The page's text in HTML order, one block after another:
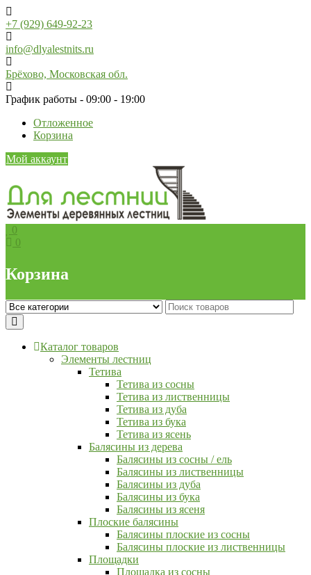
Skip
to
content
+7 (929) 649-92-23
info@dlyalestnits.ru
Брёхово, Московская обл.
График работы - 09:00 - 19:00
Отложенное
Корзина
Мой аккаунт
0
0
Корзина
Каталог товаров
Элементы лестниц
Тетива
Тетива из сосны
Тетива из лиственницы
Тетива из дуба
Тетива из бука
Тетива из ясень
Балясины из дерева
Балясины из сосны / ель
Балясины из лиственницы
Балясины из дуба
Балясины из бука
Балясины из ясеня
Плоские балясины
Балясины плоские из сосны
Балясины плоские из лиственницы
Площадки
Площадка из сосны